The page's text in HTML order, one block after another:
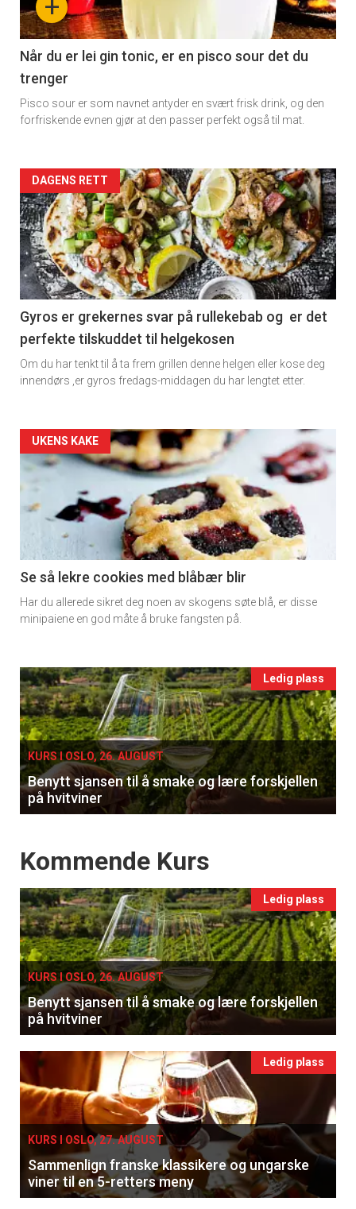
×
Få ukentlige nyhetsbrev fra
Apéritif
Vi tilbyr flere ukentlige nyhetsbrev. Du
kan fritt velge hvilke du ønsker å få
Registrer deg
section
11
Dagens
rett
+
Når du er lei gin tonic, er en pisco sour det du
trenger
Pisco sour er som navnet antyder en svært frisk drink, og den
forfriskende evnen gjør at den passer perfekt også til mat.
Artikler
detail
-
section
11
Dagens
rett
DAGENS RETT
Gyros er grekernes svar på rullekebab og er det
perfekte tilskuddet til helgekosen
Om du har tenkt til å ta frem grillen denne helgen eller kose deg
innendørs ,er gyros fredags-middagen du har lengtet etter.
Artikler
detail
-
section
11
Ukens
UKENS KAKE
Se så lekre cookies med blåbær blir
Har du allerede sikret deg noen av skogens søte blå, er disse
minipaiene en god måte å bruke fangsten på.
Events
single
Ledig plass
KURS I OSLO, 26. AUGUST
Benytt sjansen til å smake og lære forskjellen
på hvitviner
Events
Kommende Kurs
Ledig plass
KURS I OSLO, 26. AUGUST
Benytt sjansen til å smake og lære forskjellen
på hvitviner
Ledig plass
KURS I OSLO, 27. AUGUST
Sammenlign franske klassikere og ungarske
viner til en 5-retters meny